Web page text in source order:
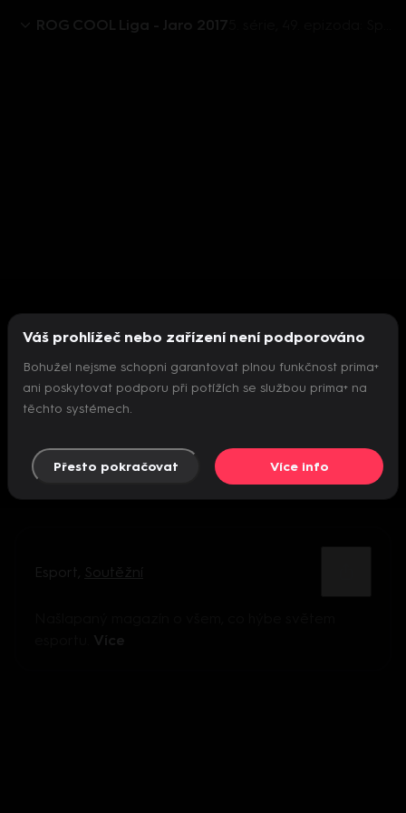
ROG COOL Liga - Jaro 2017
Nepodařilo se inicializovat přehrávač
Esport Soutěžní
Více
Váš prohlížeč nebo zařízení není podporováno
Bohužel nejsme schopni garantovat plnou funkčnost prima+
ani poskytovat podporu při potížích se službou prima+ na
těchto systémech.
Přesto pokračovat Více info